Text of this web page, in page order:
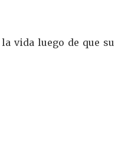
vida luego de que su